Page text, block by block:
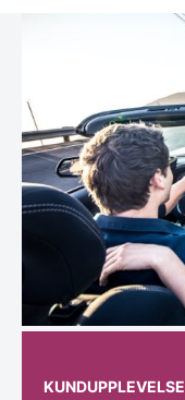
KUNDUPPLEVELSE